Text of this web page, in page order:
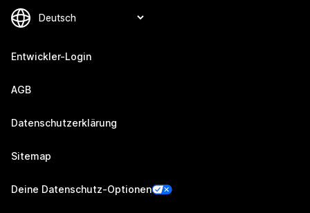
Entwickler-Login
AGB
Datenschutzerklärung
Sitemap
Deine Datenschutz-Optionen